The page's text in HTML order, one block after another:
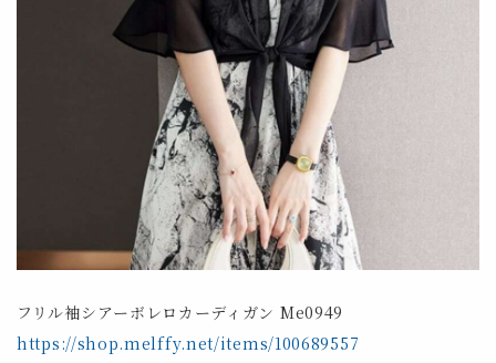
フリル袖シアーボレロカーディガン Me0949
https://shop.melffy.net/items/100689557